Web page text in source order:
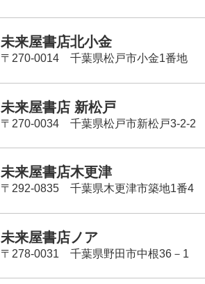
未来屋書店北小金
〒270-0014 千葉県松戸市小金1番地
未来屋書店 新松戸
〒270-0034 千葉県松戸市新松戸3-2-2
未来屋書店木更津
〒292-0835 千葉県木更津市築地1番4
未来屋書店ノア
〒278-0031 千葉県野田市中根36－1